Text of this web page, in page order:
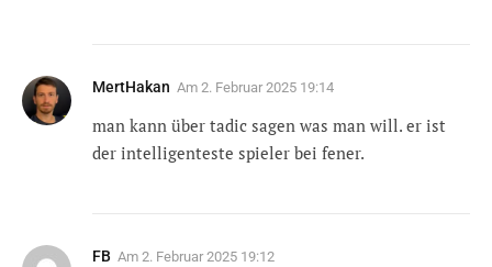
MertHakan Am 2. Februar 2025 19:14
man kann über tadic sagen was man will. er ist
der intelligenteste spieler bei fener.
FB Am 2. Februar 2025 19:12